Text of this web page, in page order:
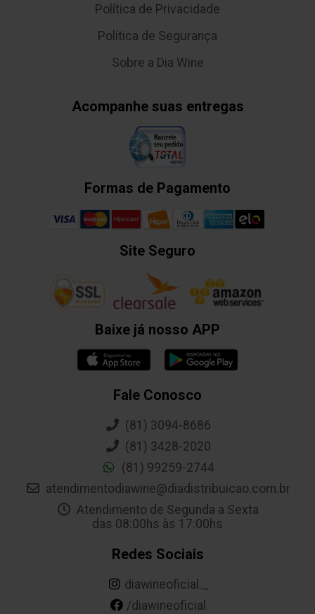
Política de Privacidade
Política de Segurança
Sobre a Dia Wine
Acompanhe suas entregas
Formas de Pagamento
Site Seguro
Baixe já nosso APP
Fale Conosco
(81) 3094-8686
(81) 3428-2020
(81) 99259-2744
atendimentodiawine@diadistribuicao.com.br
Atendimento de Segunda a Sexta
das 08:00hs às 17:00hs
Redes Sociais
diawineoficial._
/diawineoficial